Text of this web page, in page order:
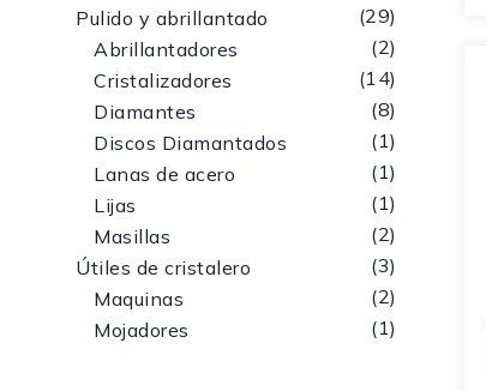
Pulido y abrillantado
29
Abrillantadores
2
Cristalizadores
14
Diamantes
8
Discos Diamantados
1
Lanas de acero
1
Lijas
1
Masillas
2
Útiles de cristalero
3
Maquinas
2
Mojadores
1